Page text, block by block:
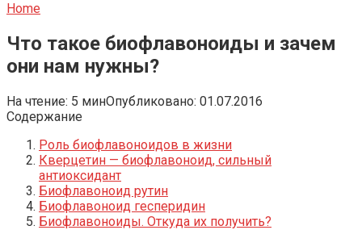
Home
Что такое биофлавоноиды и зачем
они нам нужны?
На чтение: 5 минОпубликовано: 01.07.2016
Содержание
Роль биофлавоноидов в жизни
Кверцетин — биофлавоноид, сильный
антиоксидант
Биофлавоноид рутин
Биофлавоноид гесперидин
Биофлавоноиды. Откуда их получить?